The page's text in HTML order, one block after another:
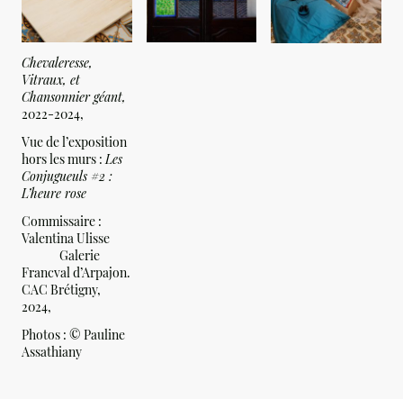
Chevaleresse,
Vitraux, et
Chansonnier géant,
2022-2024,
Vue de l’exposition
hors les murs :Les
Conjugueuls #2 :
L’heure rose
Commissaire :
Valentina Ulisse
Galerie
Francval d’Arpajon.
CAC Brétigny,
2024,
Photos : © Pauline
Assathiany